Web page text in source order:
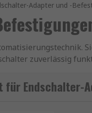
Adapter und -
zuverlässig
Schnittstelle
für Endschalter-